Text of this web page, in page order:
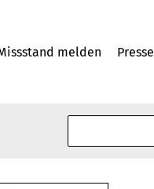
melden Presse